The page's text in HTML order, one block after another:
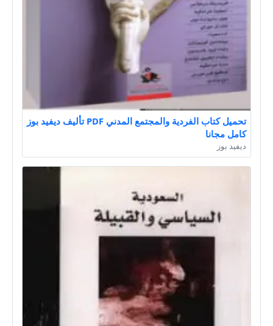
تحميل كتاب الفردية والمجتمع المدني PDF تأليف ديفيد بوز
كامل مجانا
ديفيد بوز